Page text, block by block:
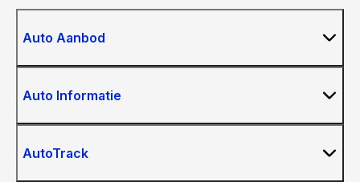
Auto Aanbod
Auto Informatie
AutoTrack